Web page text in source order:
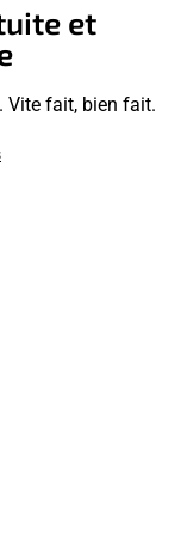
et
Vite fait, bien fait.